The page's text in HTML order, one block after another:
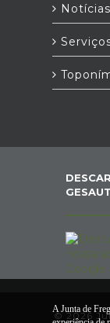
Notícias
© 2026
A Junta de